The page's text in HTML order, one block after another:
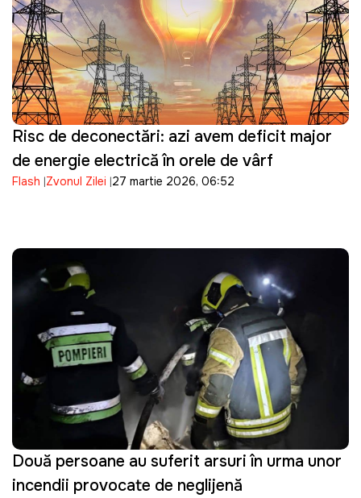
Risc de deconectări: azi avem deficit major
de energie electrică în orele de vârf
Flash Zvonul Zilei 27 martie 2026, 06:52
Două persoane au suferit arsuri în urma unor
incendii provocate de neglijență